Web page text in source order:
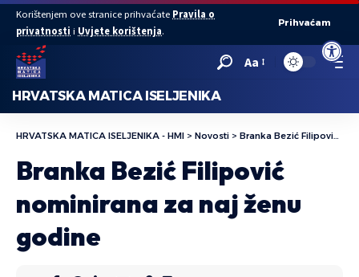
Open
Korištenjem ove stranice prihvaćate Pravila o
privatnosti i Uvjete korištenja.
Prihvaćam
Aa
HRVATSKA MATICA ISELJENIKA
HRVATSKA MATICA ISELJENIKA - HMI > Novosti > Branka Bezić Filipović nominirana za naj ženu godine
Branka Bezić Filipović
nominirana za naj ženu
godine